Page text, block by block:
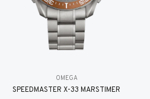
OMEGA
SPEEDMASTER X-33 MARSTIMER